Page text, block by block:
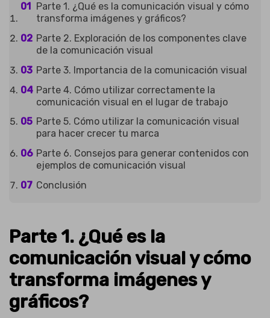
Parte 1. ¿Qué es la comunicación visual y cómo
transforma imágenes y gráficos?
Parte 2. Exploración de los componentes clave
de la comunicación visual
Parte 3. Importancia de la comunicación visual
Parte 4. Cómo utilizar correctamente la
comunicación visual en el lugar de trabajo
Parte 5. Cómo utilizar la comunicación visual
para hacer crecer tu marca
Parte 6. Consejos para generar contenidos con
ejemplos de comunicación visual
Conclusión
Parte 1. ¿Qué es la
comunicación visual y cómo
transforma imágenes y
gráficos?